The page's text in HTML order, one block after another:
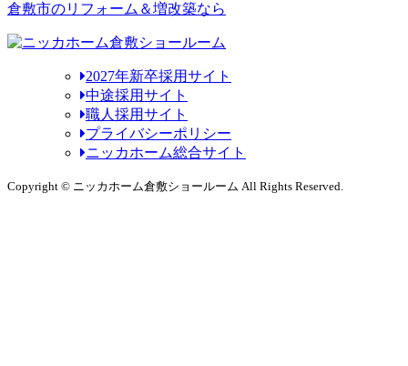
倉敷市のリフォーム＆増改築なら
2027年新卒採用サイト
中途採用サイト
職人採用サイト
プライバシーポリシー
ニッカホーム総合サイト
Copyright © ニッカホーム倉敷ショールーム All Rights Reserved.